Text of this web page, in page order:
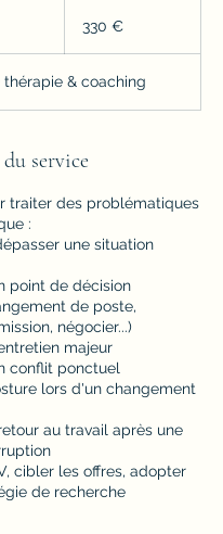
330 €
thérapie & coaching
service
traiter des problématiques
:
une situation
point de décision
de poste,
négocier...)
majeur
conflit ponctuel
lors d'un changement
au travail après une
cibler les offres, adopter
de recherche